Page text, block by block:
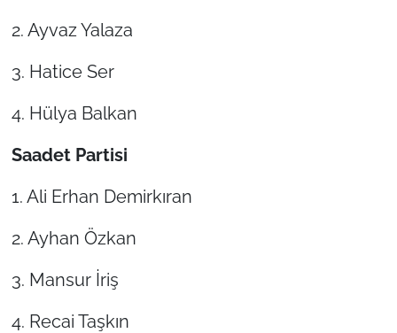
2. Ayvaz Yalaza
3. Hatice Ser
4. Hülya Balkan
Saadet Partisi
1. Ali Erhan Demirkıran
2. Ayhan Özkan
3. Mansur İriş
4. Recai Taşkın